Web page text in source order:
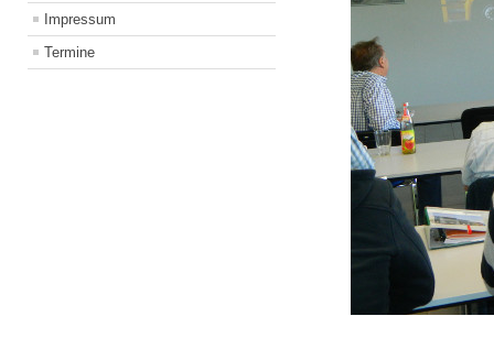
Impressum
Termine